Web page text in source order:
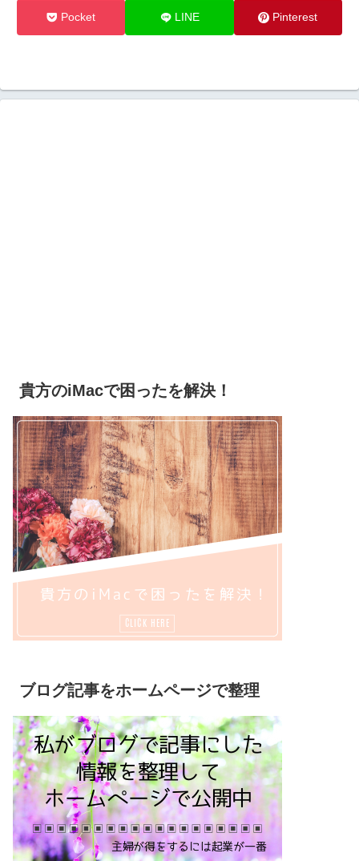
Pocket LINE Pinterest
貴方のiMacで困ったを解決！
ブログ記事をホームページで整理